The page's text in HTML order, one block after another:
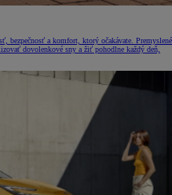
bezpečnosť a komfort, ktorý očakávate. Premyslené
dovolenkové sny a žiť pohodlne každý deň,